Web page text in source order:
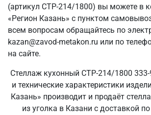
(артикул СТР-214/1800) вы можете в
«Регион Казань» с пунктом
всем вопросам обращайтесь по
kazan@zavod-metakon.ru или по
на сайте.
Стеллаж кухонный СТР-214/1800 333-
и технические характеристики
Казань» производит и продаёт
из уголка в Казани с доставкой